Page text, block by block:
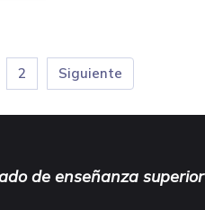
2 Siguiente
de enseñanza superior